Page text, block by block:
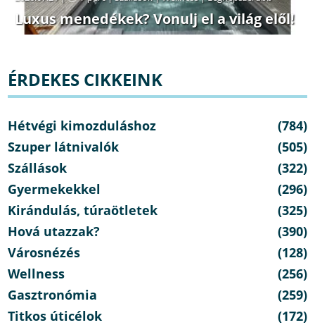
Luxus menedékek? Vonulj el a világ elől!
ÉRDEKES CIKKEINK
Hétvégi kimozduláshoz
(784)
Szuper látnivalók
(505)
Szállások
(322)
Gyermekekkel
(296)
Kirándulás, túraötletek
(325)
Hová utazzak?
(390)
Városnézés
(128)
Wellness
(256)
Gasztronómia
(259)
Titkos úticélok
(172)